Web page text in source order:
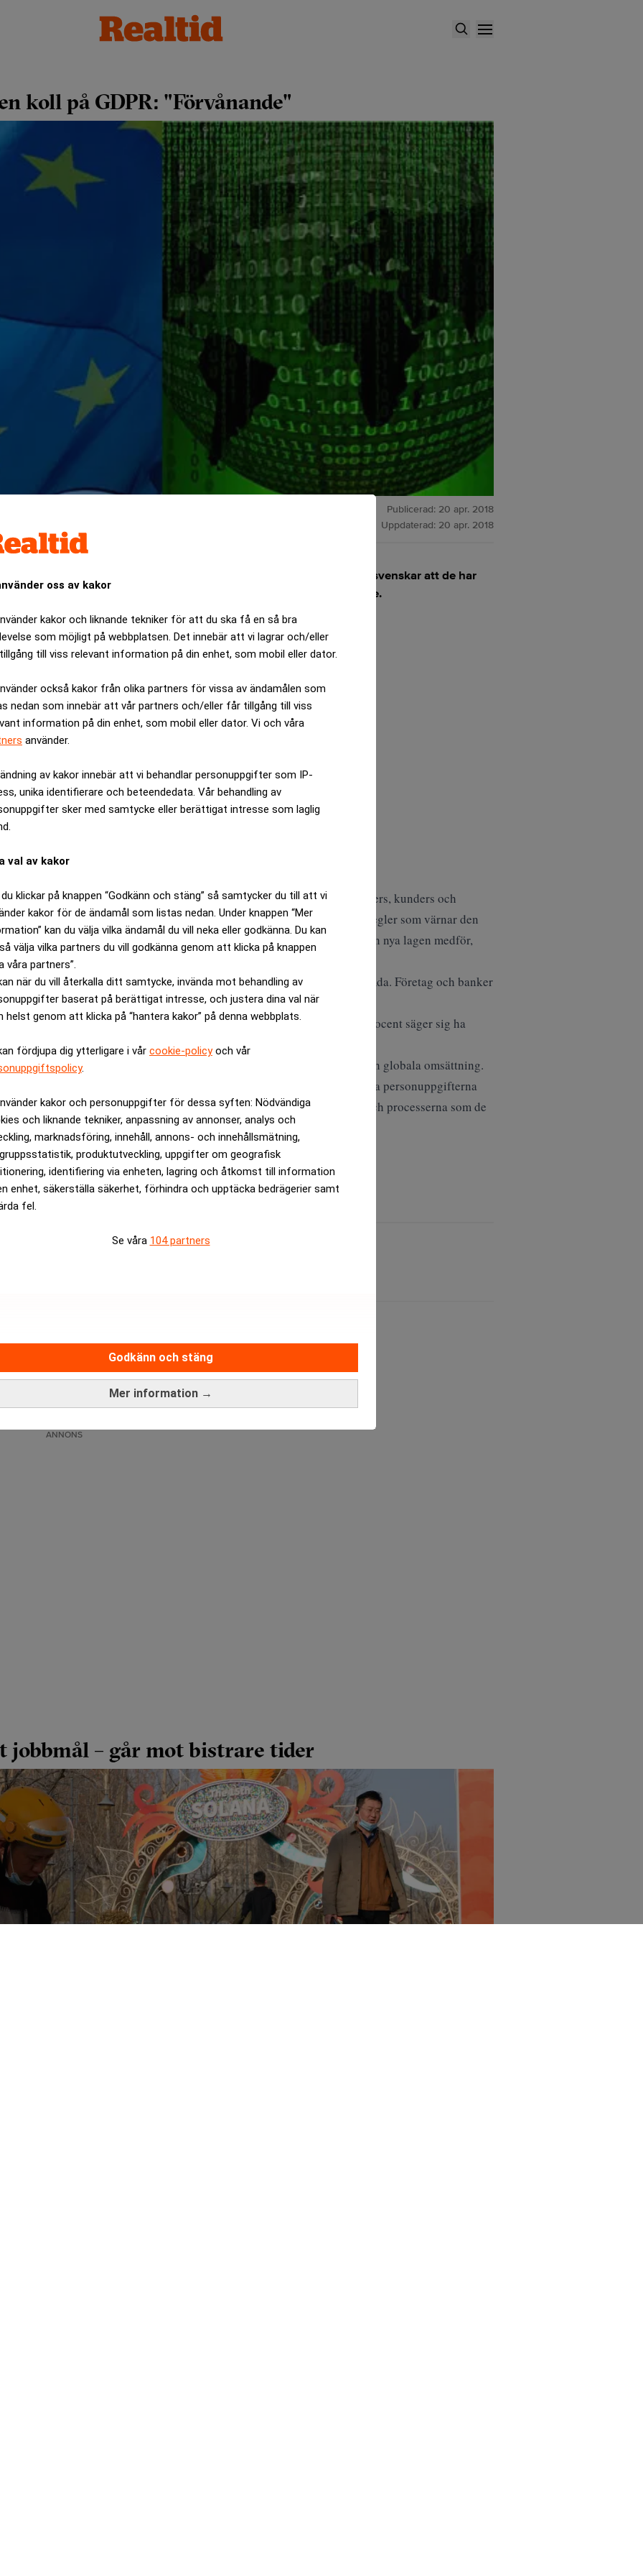
oss av kakor
kakor och liknande tekniker för att du ska få en så bra
som möjligt på webbplatsen. Det innebär att vi lagrar och/eller
till viss relevant information på din enhet, som mobil eller dator.
också kakor från olika partners för vissa av ändamålen som
nedan som innebär att vår partners och/eller får tillgång till viss
information på din enhet, som mobil eller dator. Vi och våra
använder.
av kakor innebär att vi behandlar personuppgifter som IP-
unika identifierare och beteendedata. Vår behandling av
sker med samtycke eller berättigat intresse som laglig
val av kakor
klickar på knappen “Godkänn och stäng” så samtycker du till att vi
kakor för de ändamål som listas nedan. Under knappen “Mer
kan du välja vilka ändamål du vill neka eller godkänna. Du kan
välja vilka partners du vill godkänna genom att klicka på knappen
våra partners”.
när du vill återkalla ditt samtycke, invända mot behandling av
baserat på berättigat intresse, och justera dina val när
helst genom att klicka på “hantera kakor” på denna webbplats.
fördjupa dig ytterligare i vår cookie-policyoch vår
.
kakor och personuppgifter för dessa syften: Nödvändiga
och liknande tekniker, anpassning av annonser, analys och
marknadsföring, innehåll, annons- och innehållsmätning,
produktutveckling, uppgifter om geografisk
identifiering via enheten, lagring och åtkomst till information
enhet, säkerställa säkerhet, förhindra och upptäcka bedrägerier samt
fel.
Se våra 104 partners
Mer information →
Godkänn och stäng
koll på GDPR: "Förvånande"
Publicerad: 20 apr. 2018
Uppdaterad: 20 apr. 2018
EU:s nya dataskyddslag GDPR börjar gälla – så uppger åtta av tio svenskar att de har
"Förvånande", tycker Sofia Gerstenfeld, vd för Visma Enterprise.
ANNONS
genomfört på uppdrag av Visma.
att organisationer tar större ansvar för hur man hanterar privatpersoners, kunders och
stora mängder data som finns i dagens samhälle är det bra med tydliga regler som värnar den
förvånande att så få privatpersoner känner till vilka rättigheter som den nya lagen medför,
Enterprise.
25 maj och innebär i huvudsak att privatpersoner har rätt att bli bortglömda. Företag och banker
om privatpersonen önskar det.
lite eller inga kunskaper alls om hur GDPR påverkar dem. Bara tre procent säger sig ha
som ersätter PUL i Sverige.
en sanktionsavgift på upp till 20 miljoner euro eller fyra procent av sin globala omsättning.
hur deras data hanteras, även om de låter en annan organisation behandla personuppgifterna
anledning att se över IT-stödet och säkerställa att både datasystemen och processerna som de
säger Sofia Gerstenfeld.
är kostnadsfritt: Prenumerera
ANNONS
– går mot bistrare tider